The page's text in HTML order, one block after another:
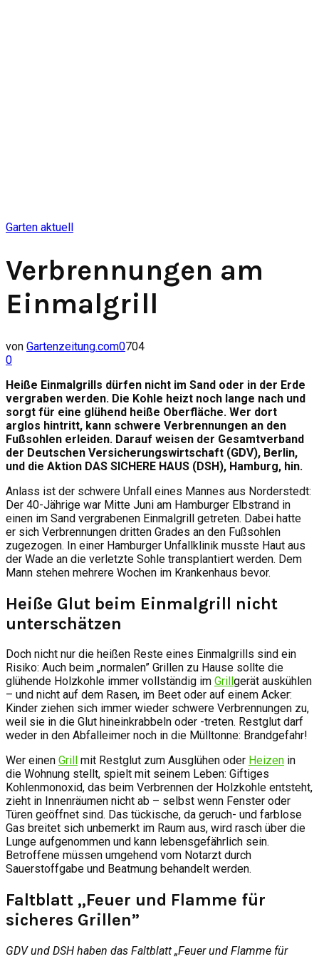
Garten aktuell
Verbrennungen am
Einmalgrill
von Gartenzeitung.com0704
0
Heiße Einmalgrills dürfen nicht im Sand oder in der Erde
vergraben werden. Die Kohle heizt noch lange nach und
sorgt für eine glühend heiße Oberfläche. Wer dort
arglos hintritt, kann schwere Verbrennungen an den
Fußsohlen erleiden. Darauf weisen der Gesamtverband
der Deutschen Versicherungswirtschaft (GDV), Berlin,
und die Aktion DAS SICHERE HAUS (DSH), Hamburg, hin.
Anlass ist der schwere Unfall eines Mannes aus Norderstedt:
Der 40-Jährige war Mitte Juni am Hamburger Elbstrand in
einen im Sand vergrabenen Einmalgrill getreten. Dabei hatte
er sich Verbrennungen dritten Grades an den Fußsohlen
zugezogen. In einer Hamburger Unfallklinik musste Haut aus
der Wade an die verletzte Sohle transplantiert werden. Dem
Mann stehen mehrere Wochen im Krankenhaus bevor.
Heiße Glut beim Einmalgrill nicht
unterschätzen
Doch nicht nur die heißen Reste eines Einmalgrills sind ein
Risiko: Auch beim „normalen” Grillen zu Hause sollte die
glühende Holzkohle immer vollständig im Grill gerät auskühlen
– und nicht auf dem Rasen, im Beet oder auf einem Acker:
Kinder ziehen sich immer wieder schwere Verbrennungen zu,
weil sie in die Glut hineinkrabbeln oder -treten. Restglut darf
weder in den Abfalleimer noch in die Mülltonne: Brandgefahr!
Wer einen Grill mit Restglut zum Ausglühen oder Heizen in
die Wohnung stellt, spielt mit seinem Leben: Giftiges
Kohlenmonoxid, das beim Verbrennen der Holzkohle entsteht,
zieht in Innenräumen nicht ab – selbst wenn Fenster oder
Türen geöffnet sind. Das tückische, da geruch- und farblose
Gas breitet sich unbemerkt im Raum aus, wird rasch über die
Lunge aufgenommen und kann lebensgefährlich sein.
Betroffene müssen umgehend vom Notarzt durch
Sauerstoffgabe und Beatmung behandelt werden.
Faltblatt „Feuer und Flamme für
sicheres Grillen”
GDV und DSH haben das Faltblatt „Feuer und Flamme für